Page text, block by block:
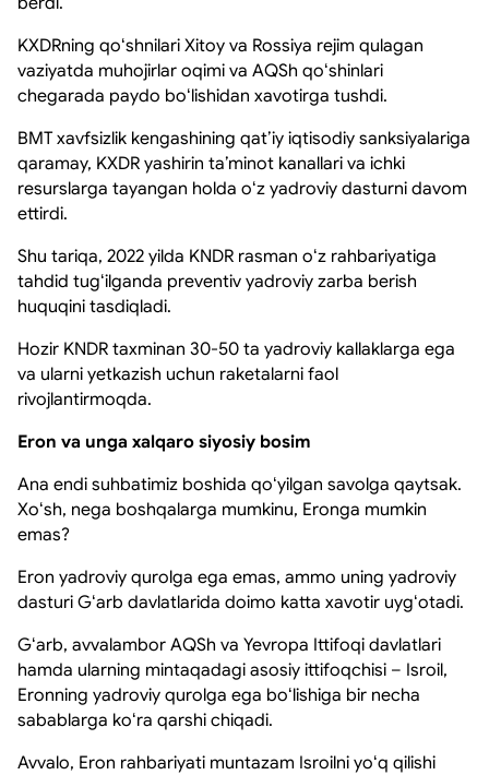
KXDRning qoʻshnilari Xitoy va Rossiya rejim qulagan
vaziyatda muhojirlar oqimi va AQSh qoʻshinlari
chegarada paydo boʻlishidan xavotirga tushdi.
BMT xavfsizlik kengashining qatʼiy iqtisodiy sanksiyalariga
qaramay, KXDR yashirin taʼminot kanallari va ichki
resurslarga tayangan holda oʻz yadroviy dasturni davom
ettirdi.
Shu tariqa, 2022 yilda KNDR rasman oʻz rahbariyatiga
tahdid tugʻilganda preventiv yadroviy zarba berish
huquqini tasdiqladi.
Hozir KNDR taxminan 30-50 ta yadroviy kallaklarga ega
va ularni yetkazish uchun raketalarni faol
rivojlantirmoqda.
Eron va unga xalqaro siyosiy bosim
Ana endi suhbatimiz boshida qoʻyilgan savolga qaytsak.
Xoʻsh, nega boshqalarga mumkinu, Eronga mumkin
emas?
Eron yadroviy qurolga ega emas, ammo uning yadroviy
dasturi Gʻarb davlatlarida doimo katta xavotir uygʻotadi.
Gʻarb, avvalambor AQSh va Yevropa Ittifoqi davlatlari
hamda ularning mintaqadagi asosiy ittifoqchisi – Isroil,
Eronning yadroviy qurolga ega boʻlishiga bir necha
sabablarga koʻra qarshi chiqadi.
Avvalo, Eron rahbariyati muntazam Isroilni yoʻq qilishi